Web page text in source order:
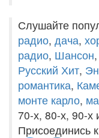
Слушайте
радио, дача,
радио, Шансон,
Русский Хит,
романтика,
монте карло,
70-х, 80-х, 90-х
Присоединись